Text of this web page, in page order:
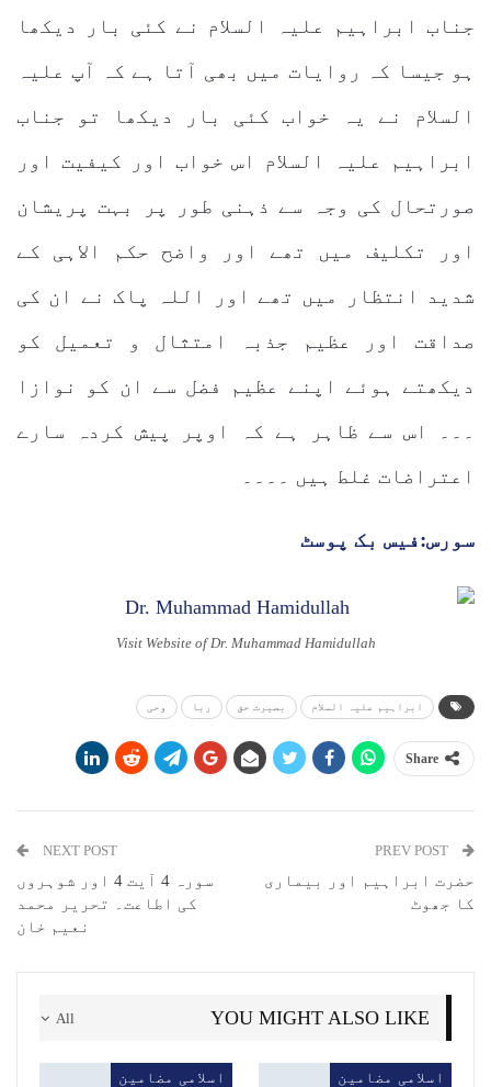
جناب ابراہیم علیہ السلام نے کئی بار دیکھا
ہو جیسا کہ روایات میں بھی آتا ہے کہ آپ علیہ
السلام نے یہ خواب کئی بار دیکھا تو جناب
ابراہیم علیہ السلام اس خواب اور کیفیت اور
صورتحال کی وجہ سے ذہنی طور پر بہت پریشان
اور تکلیف میں تھے اور واضح حکم الاہی کے
شدید انتظار میں تھے اور اللہ پاک نے ان کی
صداقت اور عظیم جذبہ امتثال و تعمیل کو
دیکھتے ہوئے اپنے عظیم فضل سے ان کو نوازا
۔۔۔ اس سے ظاہر ہے کہ اوپر پیش کردہ سارے
اعتراضات غلط ہیں ۔۔۔۔
سورس:فیس بک پوسٹ
Visit Website of Dr. Muhammad Hamidullah
ابراہیم علیہ السلام بصیرت حق ربا وحی
Share
حضرت ابراہیم اور بیماری
کا جھوٹ
NEXT POST
سورہ 4 آیت 4 اور شوہروں
کی اطاعت۔ تحریر محمد
نعیم خان
All YOU MIGHT ALSO LIKE
اسلامی مضامین اسلامی مضامین